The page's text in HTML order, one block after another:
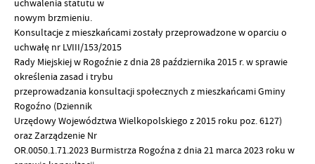
uchwalenia statutu w
nowym brzmieniu.
Konsultacje z mieszkańcami zostały przeprowadzone w oparciu o
uchwałę nr LVIII/153/2015
Rady Miejskiej w Rogoźnie z dnia 28 października 2015 r. w sprawie
określenia zasad i trybu
przeprowadzania konsultacji społecznych z mieszkańcami Gminy
Rogoźno (Dziennik
Urzędowy Województwa Wielkopolskiego z 2015 roku poz. 6127)
oraz Zarządzenie Nr
OR.0050.1.71.2023 Burmistrza Rogoźna z dnia 21 marca 2023 roku w